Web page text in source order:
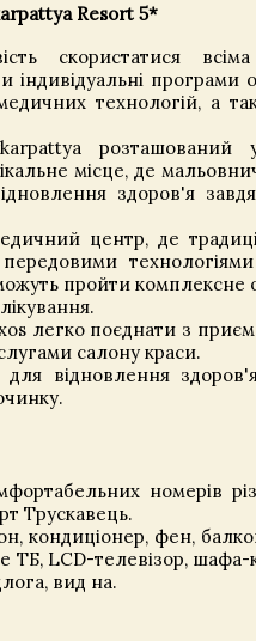
Resort 5*
скористатися
програми
технологій, а
розташований
місце, де
здоров'я
центр, де
пройти
легко поєднати з
салону краси.
відновлення
номерів
Трускавець.
кондиціонер, фен,
ТБ, LCD-телевізор,
вид на.